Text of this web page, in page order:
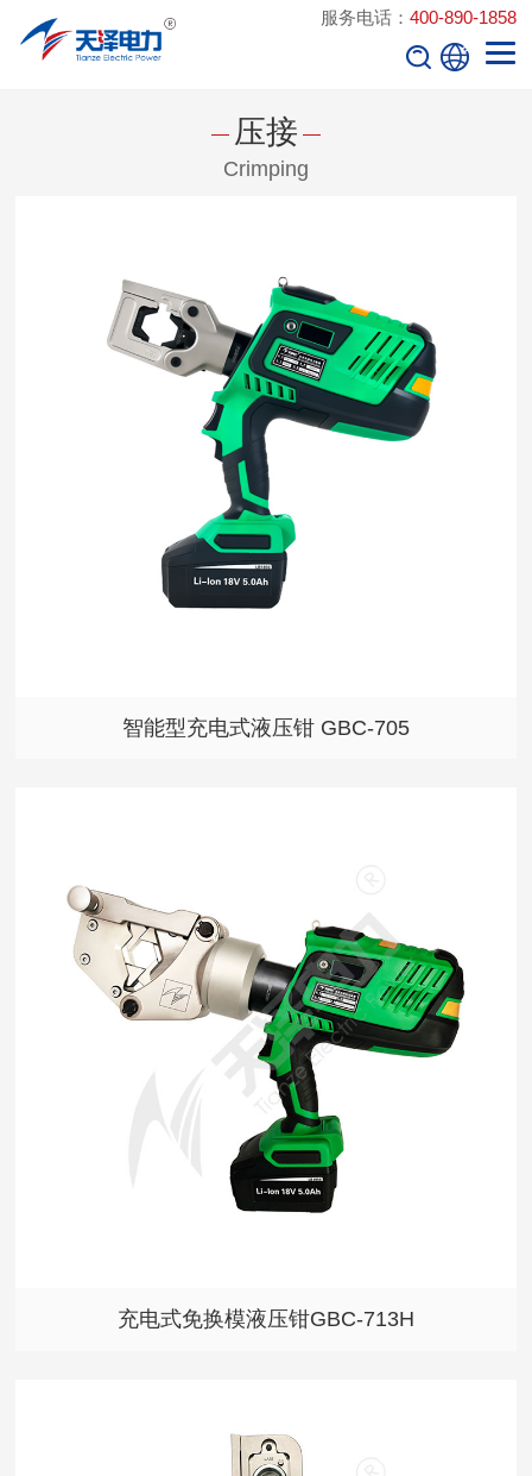
服务电话： 400-890-1858
压接
Crimping
智能型充电式液压钳 GBC-705
充电式免换模液压钳GBC-713H